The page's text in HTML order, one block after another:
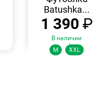
Batushka...
1 390 ₽
В наличии
Размеры:
M XXL